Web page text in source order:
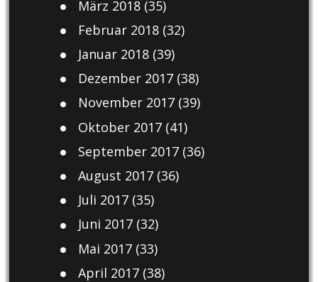
März 2018(35)
Februar 2018(32)
Januar 2018(39)
Dezember 2017(38)
November 2017(39)
Oktober 2017(41)
September 2017(36)
August 2017(36)
Juli 2017(35)
Juni 2017(32)
Mai 2017(33)
April 2017(38)